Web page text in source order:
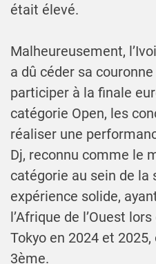
était élevé.
Malheureusement,
a dû céder sa
participer à la finale
catégorie Open, les
réaliser une
Dj, reconnu comme le
catégorie au sein de la
expérience solide,
l’Afrique de l’Ouest
Tokyo en 2024 et
3ème.